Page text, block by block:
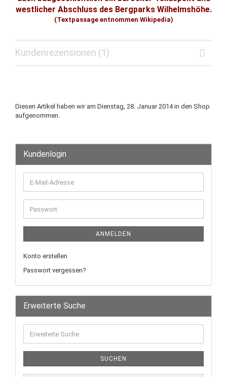
westlicher Abschluss des Bergparks Wilhelmshöhe.
(Textpassage entnommen Wikipedia)
Kundenrezensionen (1)
Diesen Artikel haben wir am Dienstag, 28. Januar 2014 in den Shop
aufgenommen.
Kundenlogin
ANMELDEN
Konto erstellen
Passwort vergessen?
Erweiterte Suche
SUCHEN